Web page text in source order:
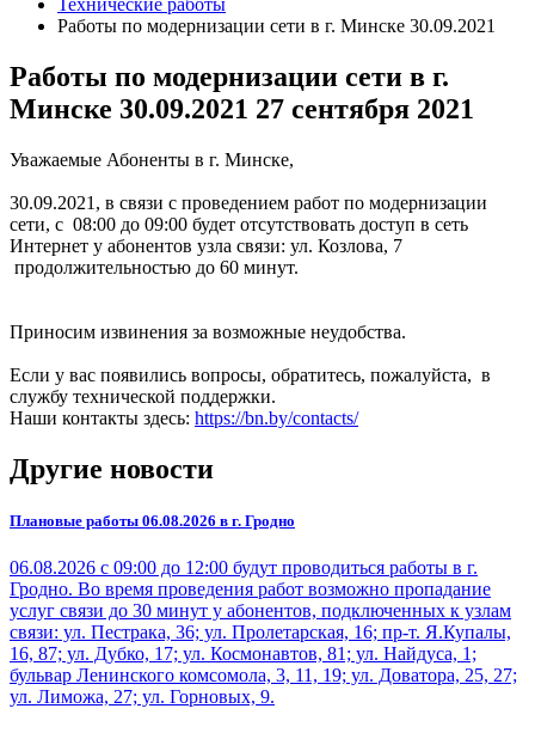
Технические работы
Работы по модернизации сети в г. Минске 30.09.2021
Работы по модернизации сети в г.
Минске 30.09.2021 27 сентября 2021
Уважаемые Абоненты в г. Минске,
30.09.2021, в связи с проведением работ по модернизации
сети, с 08:00 до 09:00 будет отсутствовать доступ в сеть
Интернет у абонентов узла связи: ул. Козлова, 7
продолжительностью до 60 минут.
Приносим извинения за возможные неудобства.
Если у вас появились вопросы, обратитесь, пожалуйста, в
службу технической поддержки.
Наши контакты здесь: https://bn.by/contacts/
Другие новости
Плановые работы 06.08.2026 в г. Гродно
06.08.2026 с 09:00 до 12:00 будут проводиться работы в г.
Гродно. Во время проведения работ возможно пропадание
услуг связи до 30 минут у абонентов, подключенных к узлам
связи: ул. Пестрака, 36; ул. Пролетарская, 16; пр-т. Я.Купалы,
16, 87; ул. Дубко, 17; ул. Космонавтов, 81; ул. Найдуса, 1;
бульвар Ленинского комсомола, 3, 11, 19; ул. Доватора, 25, 27;
ул. Лиможа, 27; ул. Горновых, 9.